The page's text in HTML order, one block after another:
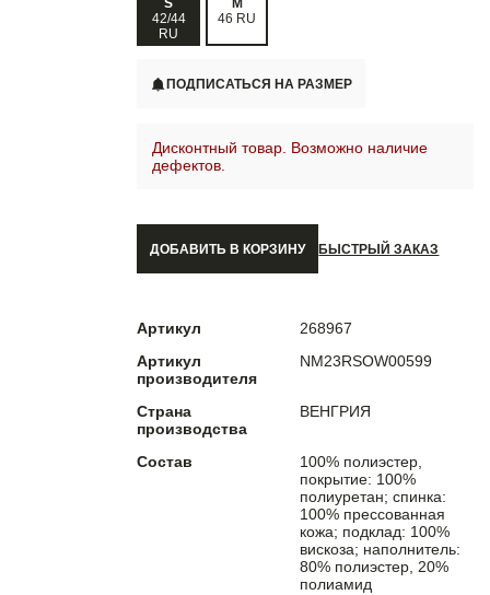
S
42/44
RU
M
46 RU
ПОДПИСАТЬСЯ НА РАЗМЕР
Дисконтный товар. Возможно наличие
дефектов.
ДОБАВИТЬ В КОРЗИНУ БЫСТРЫЙ ЗАКАЗ
Артикул
268967
Артикул
производителя
NM23RSOW00599
Страна
производства
ВЕНГРИЯ
Состав
100% полиэстер,
покрытие: 100%
полиуретан; спинка:
100% прессованная
кожа; подклад: 100%
вискоза; наполнитель:
80% полиэстер, 20%
полиамид